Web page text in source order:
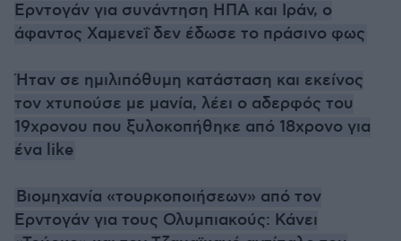
Ερντογάν για συνάντηση ΗΠΑ και Ιράν, ο
άφαντος Χαμενεΐ δεν έδωσε το πράσινο φως
Ήταν σε ημιλιπόθυμη κατάσταση και εκείνος
τον χτυπούσε με μανία, λέει ο αδερφός του
19χρονου που ξυλοκοπήθηκε από 18χρονο για
ένα like
Βιομηχανία «τουρκοποιήσεων» από τον
Ερντογάν για τους Ολυμπιακούς: Κάνει